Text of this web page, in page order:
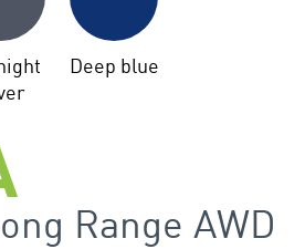
Deep blue
Range AWD